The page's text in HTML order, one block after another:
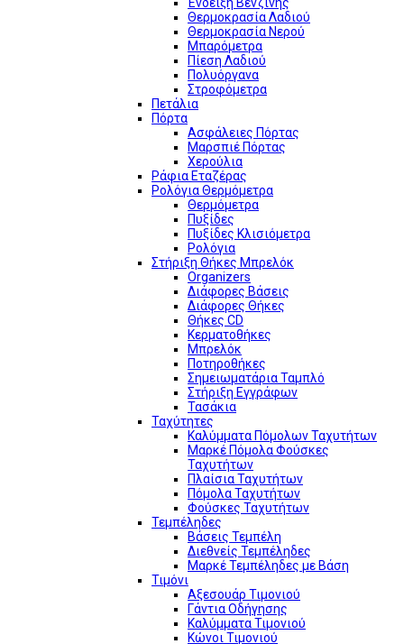
Θερμοκρασία Λαδιού
Θερμοκρασία Νερού
Μπαρόμετρα
Πίεση Λαδιού
Πολυόργανα
Στροφόμετρα
Πετάλια
Πόρτα
Ασφάλειες Πόρτας
Μαρσπιέ Πόρτας
Χερούλια
Ράφια Εταζέρας
Ρολόγια Θερμόμετρα
Θερμόμετρα
Πυξίδες
Πυξίδες Κλισιόμετρα
Ρολόγια
Στήριξη Θήκες Μπρελόκ
Organizers
Διάφορες Βάσεις
Διάφορες Θήκες
Θήκες CD
Κερματοθήκες
Μπρελόκ
Ποτηροθήκες
Σημειωματάρια Ταμπλό
Στήριξη Εγγράφων
Τασάκια
Ταχύτητες
Καλύμματα Πόμολων Ταχυτήτων
Μαρκέ Πόμολα Φούσκες
Ταχυτήτων
Πλαίσια Ταχυτήτων
Πόμολα Ταχυτήτων
Φούσκες Ταχυτήτων
Τεμπέληδες
Βάσεις Τεμπέλη
Διεθνείς Τεμπέληδες
Μαρκέ Τεμπέληδες με Βάση
Τιμόνι
Αξεσουάρ Τιμονιού
Γάντια Οδήγησης
Καλύμματα Τιμονιού
Κώνοι Τιμονιού